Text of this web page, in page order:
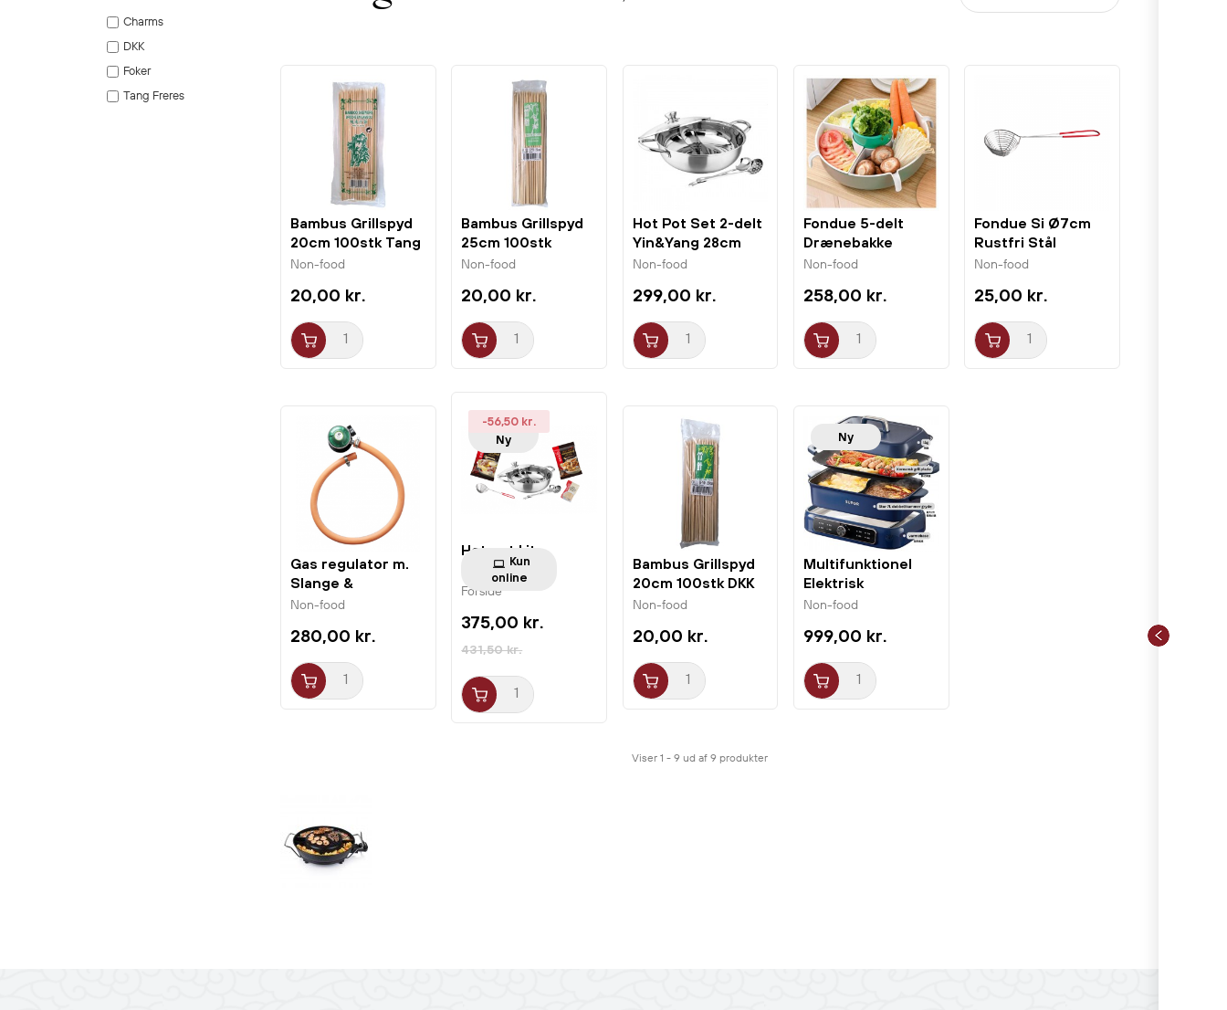
Charms
DKK
Foker
Tang Freres
Bambus Grillspyd
20cm 100stk Tang
Freres
Non-food
20,00 kr.
Bambus Grillspyd
25cm 100stk
Non-food
20,00 kr.
Hot Pot Set 2-delt
Yin&Yang 28cm
Charms
Non-food
299,00 kr.
Fondue 5-delt
Drænebakke
Drejbar Grå 1stk
Non-food
258,00 kr.
Fondue Si Ø7cm
Rustfri Stål
Non-food
25,00 kr.
Gas regulator m.
Slange &
Spændebånd
Non-food
280,00 kr.
Kun
online
-56,50 kr.
Ny
Hot pot kit
Forside
375,00 kr.
431,50 kr.
Bambus Grillspyd
20cm 100stk DKK
Non-food
20,00 kr.
Ny
Multifunktionel
Elektrisk
Dobbeltkammer...
Non-food
999,00 kr.
Viser 1 - 9 ud af 9 produkter